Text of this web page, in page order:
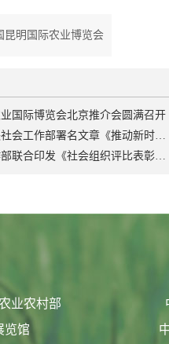
昆明国际农业博览会
国际博览会北京推介会圆满召开
《人民日报》刊发中央社会工作部署名文章《推动新时代社会工作高质量发展 坚定不移走中国特色社会主义社会治理之路》
民政部、中央社会工作部联合印发《社会组织评比表彰活动管理办法》
业农村部
览馆